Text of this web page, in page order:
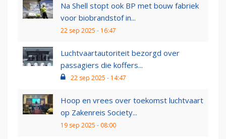
Na Shell stopt ook BP met bouw fabriek
voor biobrandstof in...
22 sep 2025 - 16:47
Luchtvaartautoriteit bezorgd over
passagiers die koffers...
22 sep 2025 - 14:47
Hoop en vrees over toekomst luchtvaart
op Zakenreis Society...
19 sep 2025 - 08:00